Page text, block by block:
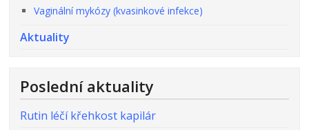
Vaginální mykózy (kvasinkové infekce)
Aktuality
Poslední aktuality
Rutin léčí křehkost kapilár